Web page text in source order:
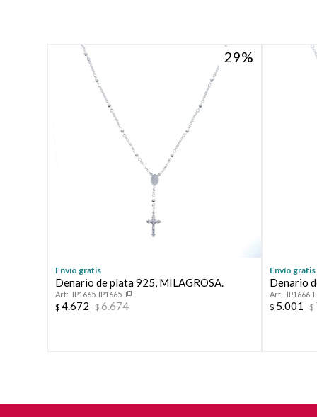
29
29
Envío gratis
Denario de plata 925, MILAGROSA.
IP1665-IP1665
$ 4.672 $6.674
Envío gratis
Denario
IP1666-
$ 5.001 $